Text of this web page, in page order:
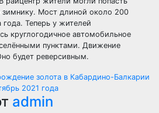
Мост длиной около 200
Теперь у жителей
круглогодичное автомобильное
пунктами. Движение
будет реверсивным.
золота в Кабардино-Балкарии
2021 года
admin